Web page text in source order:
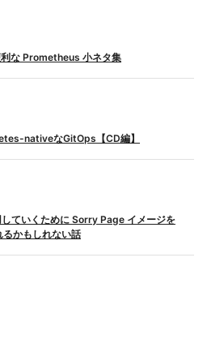
な Prometheus 小ネタ集
nativeなGitOps【CD編】
ていくために Sorry Page イメージを
かもしれない話